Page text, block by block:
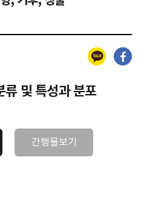
카카오톡 페이스북
류 및 특성과 분포
간행물보기